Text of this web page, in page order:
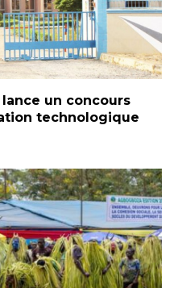
lance un concours
technologique